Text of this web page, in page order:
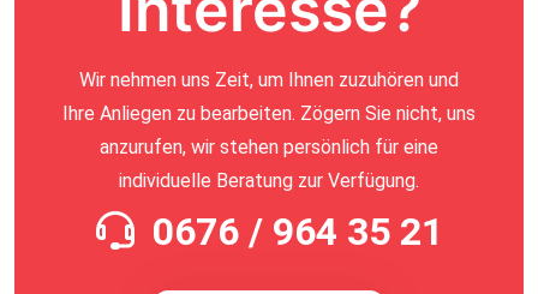
Wir nehmen uns Zeit, um Ihnen zuzuhören und
Ihre Anliegen zu bearbeiten. Zögern Sie nicht, uns
anzurufen, wir stehen persönlich für eine
individuelle Beratung zur Verfügung.
0676 / 964 35 21